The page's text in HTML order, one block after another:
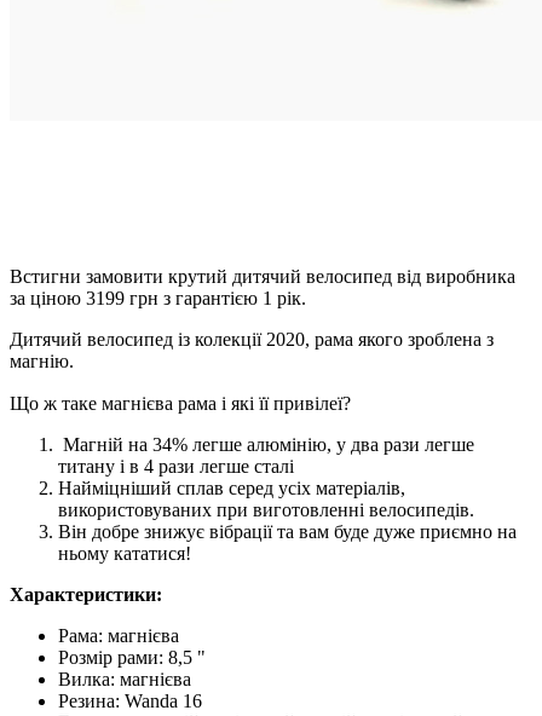
Встигни замовити крутий дитячий велосипед від виробника
за ціною 3199 грн з гарантією 1 рік.
Дитячий велосипед із колекції 2020, рама якого зроблена з
магнію.
Що ж таке магнієва рама і які її привілеї? ⠀
Магній на 34% легше алюмінію, у два рази легше
титану і в 4 рази легше сталі
Найміцніший сплав серед усіх матеріалів,
використовуваних при виготовленні велосипедів.
Він добре знижує вібрації та вам буде дуже приємно на
ньому кататися!
Характеристики:
Рама: магнієва
Розмір рами: 8,5 "
Вилка: магнієва
Резина: Wanda 16